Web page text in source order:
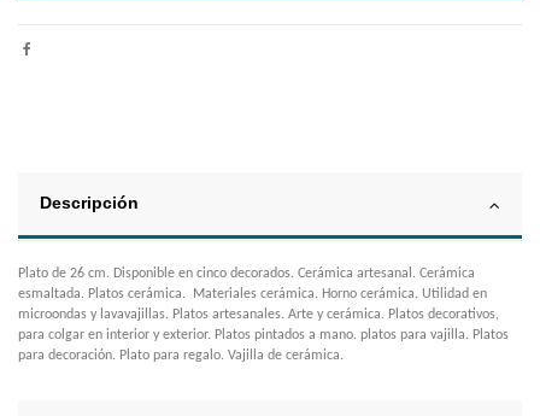
Descripción
Plato de 26 cm. Disponible en cinco decorados. Cerámica artesanal. Cerámica
esmaltada. Platos cerámica. Materiales cerámica. Horno cerámica. Utilidad en
microondas y lavavajillas. Platos artesanales. Arte y cerámica. Platos decorativos,
para colgar en interior y exterior. Platos pintados a mano. platos para vajilla. Platos
para decoración. Plato para regalo. Vajilla de cerámica.